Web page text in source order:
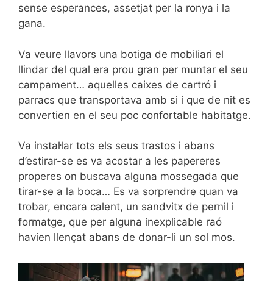
sense esperances, assetjat per la ronya i la
gana.
Va veure llavors una botiga de mobiliari el
llindar del qual era prou gran per muntar el seu
campament… aquelles caixes de cartró i
parracs que transportava amb si i que de nit es
convertien en el seu poc confortable habitatge.
Va instal·lar tots els seus trastos i abans
d’estirar-se es va acostar a les papereres
properes on buscava alguna mossegada que
tirar-se a la boca… Es va sorprendre quan va
trobar, encara calent, un sandvitx de pernil i
formatge, que per alguna inexplicable raó
havien llençat abans de donar-li un sol mos.